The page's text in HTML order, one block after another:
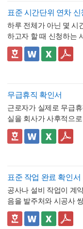
표준 시간단위 연차 신
하루 전체가 아닌 몇 시
하고자 할 때 신청하는
을 연차 일수로 환산하
체에 포함하고 있어, 신
✅ 이 서식의 구성 특징
며칠에 해당하는지"를
계산·검증 가능
- 사용시간을
시작·종료 시각과 총 시
해, 반차보다 세분화된
료, 관공서 방문 등 짧
응
- "회사의 소정근로시간
달라질 수 있음"이라는
시간 근무가 아닌 사업
조정해 적용할 수 있음을
- 업무 특이사항란을 별
연차 사용으로 인해 발
표에 제시된 환산 기준
간) 근무를 전제로 한
이 다른 사업장이라면 이
지 않도록 유의 해야 합
로시간이 7시간인 사업
무급휴직 확인서
근로자가 실제로 무급
실을 회사가 사후적으
명서입니다. 휴직원(신
를 위한 문서라면, 이 확
📣 이 서식의 구성 특징
한눈에 확인할 수 있도록
2. "급여 지급여부 : 무
항목을 별도로 명시해,
무급으로 처리되었음
음
3. "회사 내부 규정에
되었음을 확인한다"는
임의가 아니라 회사의
거쳐 승인·실시되었음을
4. 확인자(경영지원팀
직인으로 마무리해, 근
표준 작업 완료 확인서
공사나 설비 작업이 계
음을 발주처와 시공사
입니다. 작업항목별로
을 나란히 대조하고, 하
✅ 계획 대비 완료 수량